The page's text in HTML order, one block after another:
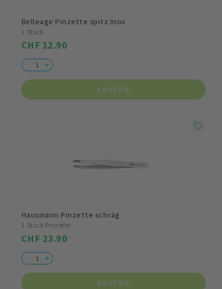
Belleage Pinzette spitz Inox
1 Stück
CHF 12.90
KAUFEN
Hausmann Pinzette schräg
1 Stück Pinzette
CHF 23.90
KAUFEN